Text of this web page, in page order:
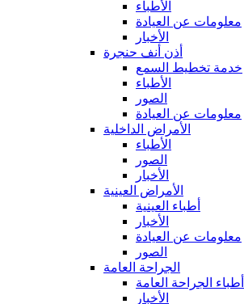
الأطباء
معلومات عن العيادة
الأخبار
أذن أنف حنجرة
خدمة تخطيط السمع
الأطباء
الصور
معلومات عن العيادة
الأمراض الداخلية
الأطباء
الصور
الأخبار
الأمراض العينية
أطباء العينية
الأخبار
معلومات عن العيادة
الصور
الجراحة العامة
أطباء الجراحة العامة
الأخبار